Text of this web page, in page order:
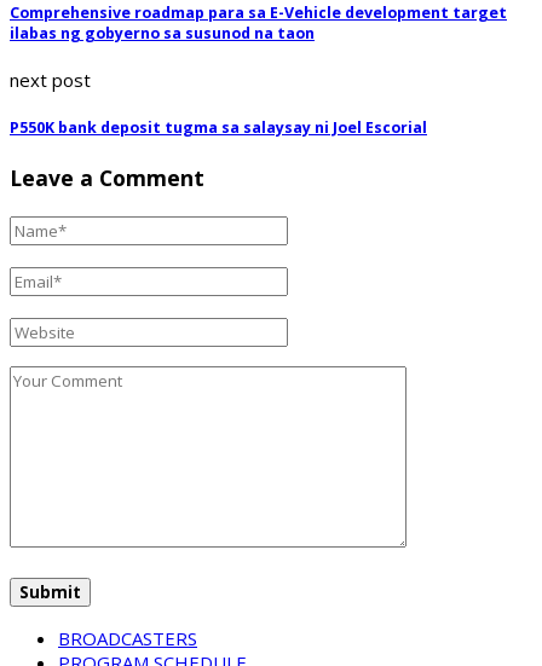
Comprehensive roadmap para sa E-Vehicle development target
ilabas ng gobyerno sa susunod na taon
next post
P550K bank deposit tugma sa salaysay ni Joel Escorial
Leave a Comment
BROADCASTERS